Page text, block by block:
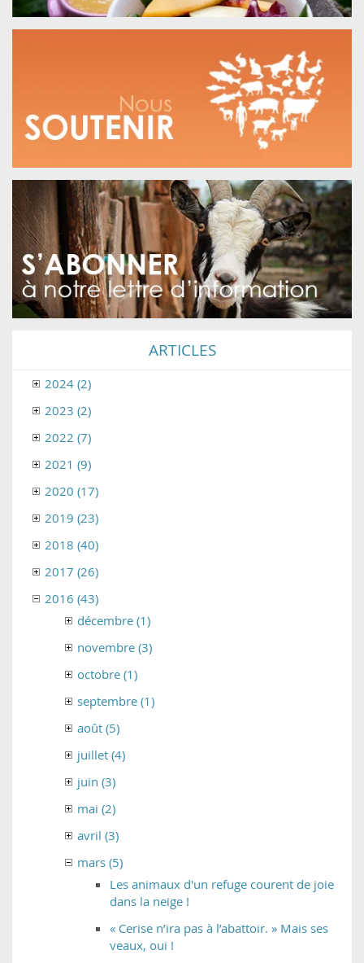
ARTICLES
2024 (2)
2023 (2)
2022 (7)
2021 (9)
2020 (17)
2019 (23)
2018 (40)
2017 (26)
2016 (43)
décembre (1)
novembre (3)
octobre (1)
septembre (1)
août (5)
juillet (4)
juin (3)
mai (2)
avril (3)
mars (5)
Les animaux d'un refuge courent de joie
dans la neige !
« Cerise n’ira pas à l’abattoir. » Mais ses
veaux, oui !